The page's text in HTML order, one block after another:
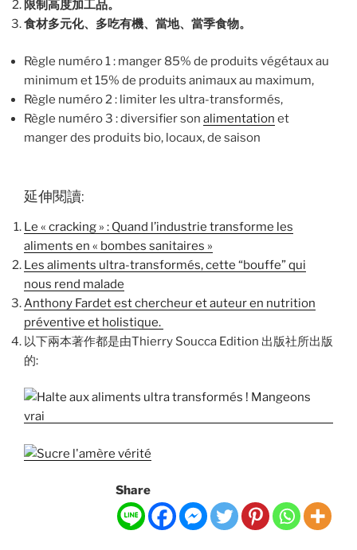
限制高度加工品。
食材多元化、多吃有機、當地、當季食物。
Règle numéro 1 : manger 85% de produits végétaux au
minimum et 15% de produits animaux au maximum,
Règle numéro 2 : limiter les ultra-transformés,
Règle numéro 3 : diversifier son alimentation et
manger des produits bio, locaux, de saison
延伸閱讀:
Le « cracking » : Quand l’industrie transforme les
aliments en « bombes sanitaires »
Les aliments ultra-transformés, cette “bouffe” qui
nous rend malade
Anthony Fardet est chercheur et auteur en nutrition
préventive et holistique.
以下兩本著作都是由Thierry Soucca Edition 出版社所出版
的:
Share